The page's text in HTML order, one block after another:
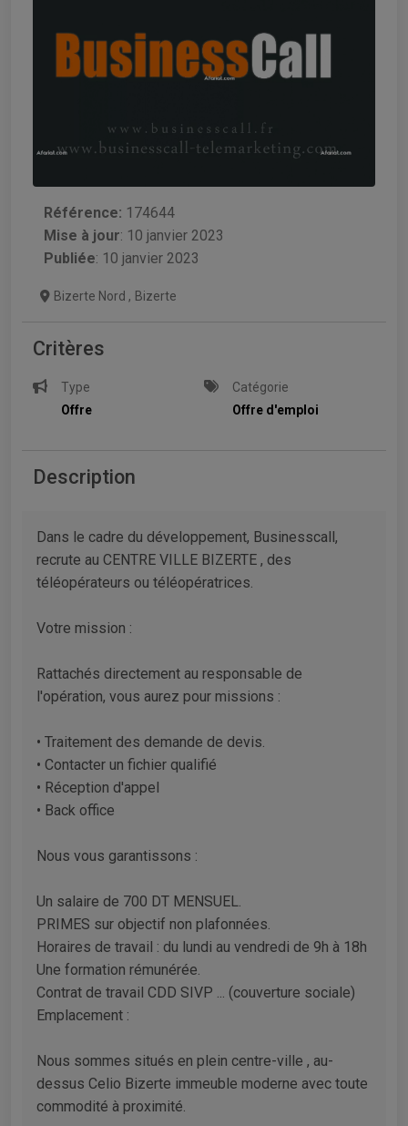
Référence: 174644
Mise à jour: 10 janvier 2023
Publiée: 10 janvier 2023
Bizerte Nord , Bizerte
Critères
Type
Offre
Catégorie
Offre d'emploi
Description
Dans le cadre du développement, Businesscall,
recrute au CENTRE VILLE BIZERTE , des
téléopérateurs ou téléopératrices.
Votre mission :
Rattachés directement au responsable de
l'opération, vous aurez pour missions :
• Traitement des demande de devis.
• Contacter un fichier qualifié
• Réception d'appel
• Back office
Nous vous garantissons :
Un salaire de 700 DT MENSUEL.
PRIMES sur objectif non plafonnées.
Horaires de travail : du lundi au vendredi de 9h à 18h
Une formation rémunérée.
Contrat de travail CDD SIVP ... (couverture sociale)
Emplacement :
Nous sommes situés en plein centre-ville , au-
dessus Celio Bizerte immeuble moderne avec toute
commodité à proximité.